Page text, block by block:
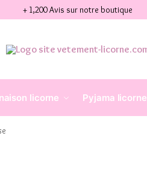
+ 1,200 Avis sur notre boutique
licorne Pyjama licorne